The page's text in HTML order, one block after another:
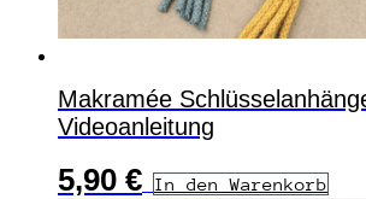
Makramée
Videoanleitung
5,90 € In den Warenkorb